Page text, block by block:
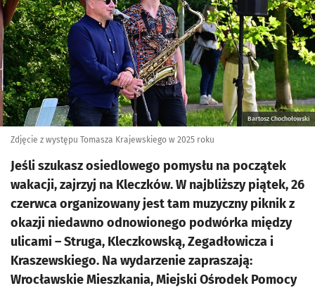
Bartosz Chochołowski
Zdjęcie z występu Tomasza Krajewskiego w 2025 roku
Jeśli szukasz osiedlowego pomysłu na początek
wakacji, zajrzyj na Kleczków. W najbliższy piątek, 26
czerwca organizowany jest tam muzyczny piknik z
okazji niedawno odnowionego podwórka między
ulicami – Struga, Kleczkowską, Zegadłowicza i
Kraszewskiego. Na wydarzenie zapraszają:
Wrocławskie Mieszkania, Miejski Ośrodek Pomocy